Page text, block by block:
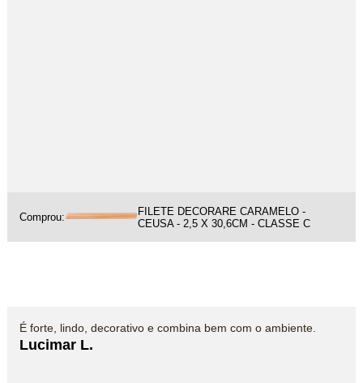
Comprou:
FILETE DECORARE CARAMELO -
CEUSA - 2,5 X 30,6CM - CLASSE C
É forte, lindo, decorativo e combina bem com o ambiente.
Lucimar L.